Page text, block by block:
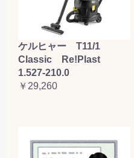
ケルヒャー T11/1
Classic Re!Plast
1.527-210.0
￥29,260